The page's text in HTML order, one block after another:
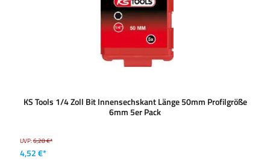
KS Tools 1/4 Zoll Bit Innensechskant Länge 50mm Profilgröße
6mm 5er Pack
UVP:6,28 €*
4,52 €*